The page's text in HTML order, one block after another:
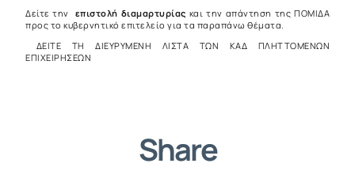
Δείτε την επιστολή διαμαρτυρίας και την απάντηση της ΠΟΜΙΔΑ
προς το κυβερνητικό επιτελείο για τα παραπάνω θέματα.
ΔΕΙΤΕ ΤΗ ΔΙΕΥΡΥΜΕΝΗ ΛΙΣΤΑ ΤΩΝ ΚΑΔ ΠΛΗΤΤΟΜΕΝΩΝ
ΕΠΙΧΕΙΡΗΣΕΩΝ
Share